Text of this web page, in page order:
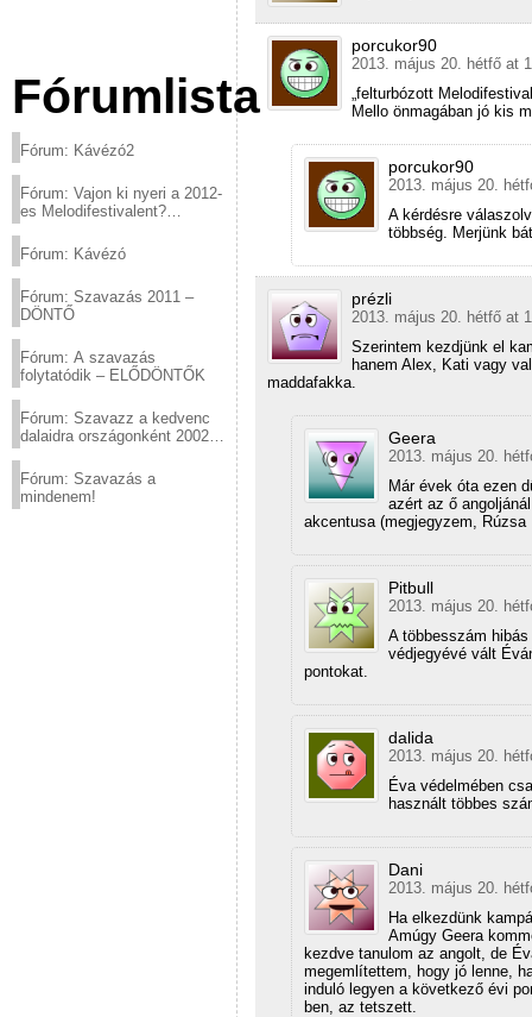
Fórumlista
Fórum: Kávézó2
Fórum: Vajon ki nyeri a 2012-
es Melodifestivalent?
Fórum: Kávézó
Fórum: Szavazás 2011 –
DÖNTŐ
Fórum: A szavazás
folytatódik – ELŐDÖNTŐK
Fórum: Szavazz a kedvenc
dalaidra országonként 2002
Fórum: Szavazás a
mindenem!
porcukor90
2013. május 20. hétfő at
„felturbózott
Mello önmagában jó kis
porcukor90
2013. május 20.
A kérdésre
többség. Merjünk
prézli
2013. május 20. hétfő at
Szerintem kezdjünk el
hanem Alex, Kati vagy
maddafakka.
Geera
2013. május 20.
Már évek óta ezen
azért az ő
akcentusa (megjegyzem,
Pitbull
2013. május 20.
A többesszám
védjegyévé vált
pontokat.
dalida
2013. május 20.
Éva védelmében
használt többes
Dani
2013. május 20.
Ha elkezdünk
Amúgy Geera
kezdve tanulom az angolt, de
megemlítettem, hogy jó lenne,
induló legyen a következő évi
ben, az tetszett.